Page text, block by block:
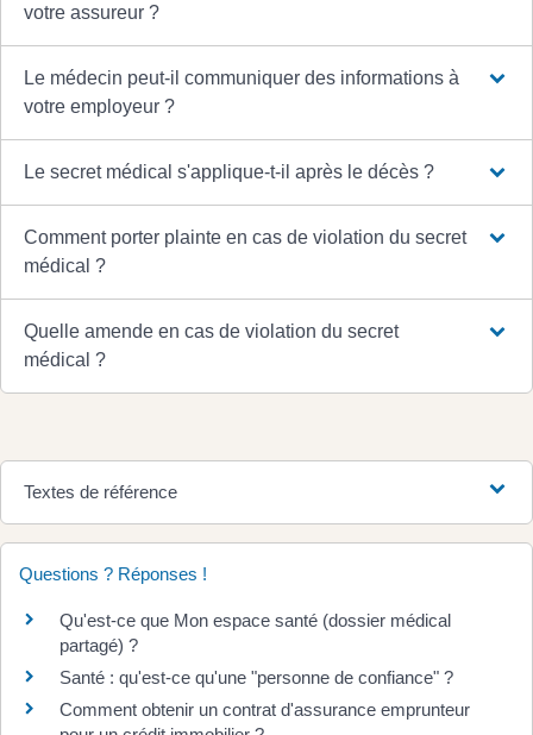
votre assureur ?
Le médecin peut-il communiquer des informations à
votre employeur ?
Le secret médical s'applique-t-il après le décès ?
Comment porter plainte en cas de violation du secret
médical ?
Quelle amende en cas de violation du secret
médical ?
Textes de référence
Questions ? Réponses !
Qu'est-ce que Mon espace santé (dossier médical
partagé) ?
Santé : qu'est-ce qu'une "personne de confiance" ?
Comment obtenir un contrat d'assurance emprunteur